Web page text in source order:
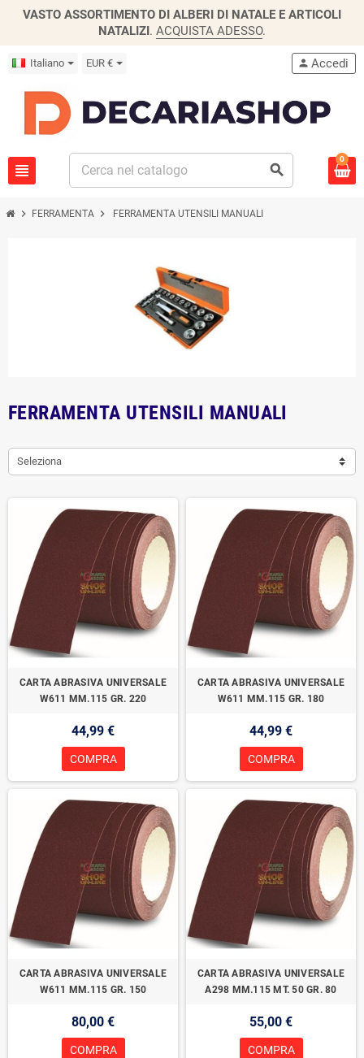
VASTO ASSORTIMENTO DI ALBERI DI NATALE E ARTICOLI
NATALIZI. ACQUISTA ADESSO.
Italiano EUR €
view_headline search
person Accedi
0
chevron_right FERRAMENTA chevron_right FERRAMENTA UTENSILI MANUALI
FERRAMENTA UTENSILI MANUALI
Seleziona
CARTA ABRASIVA UNIVERSALE
W611 MM.115 GR. 220
44,99 €
COMPRA
CARTA ABRASIVA UNIVERSALE
W611 MM.115 GR. 180
44,99 €
COMPRA
CARTA ABRASIVA UNIVERSALE
W611 MM.115 GR. 150
80,00 €
COMPRA
CARTA ABRASIVA UNIVERSALE
A298 MM.115 MT. 50 GR. 80
55,00 €
COMPRA